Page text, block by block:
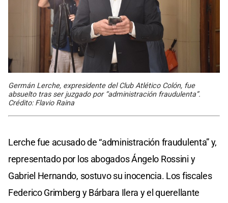
Germán Lerche, expresidente del Club Atlético Colón, fue
absuelto tras ser juzgado por “administración fraudulenta”.
Crédito: Flavio Raina
Lerche fue acusado de “administración fraudulenta” y,
representado por los abogados Ángelo Rossini y
Gabriel Hernando, sostuvo su inocencia. Los fiscales
Federico Grimberg y Bárbara Ilera y el querellante